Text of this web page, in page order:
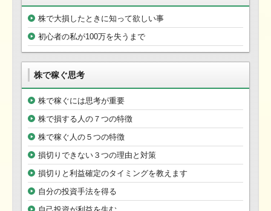
株で大損したときに知って欲しい事
初心者の私が100万を失うまで
株で稼ぐ思考
株で稼ぐには思考が重要
株で損する人の７つの特徴
株で稼ぐ人の５つの特徴
損切りできない３つの理由と対策
損切りと利益確定のタイミングを教えます
自分の投資手法を得る